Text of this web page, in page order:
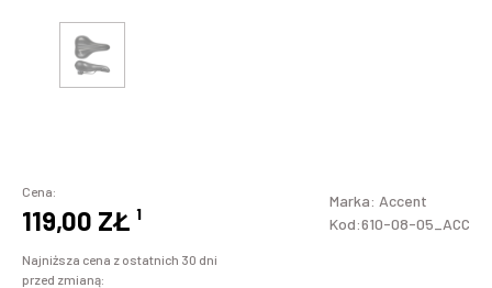
Cena:
119,00 ZŁ ¹
Najniższa cena z ostatnich 30 dni
przed zmianą:
Marka: Accent
Kod:610-08-05_ACC